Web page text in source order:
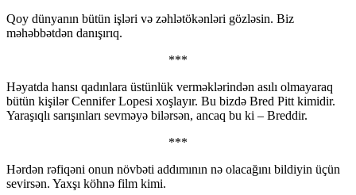
Qoy dünyanın bütün işləri və zəhlətökənləri gözləsin. Biz
məhəbbətdən danışırıq.
***
Həyatda hansı qadınlara üstünlük verməklərindən asılı olmayaraq
bütün kişilər Cennifer Lopesi xoşlayır. Bu bizdə Bred Pitt kimidir.
Yaraşıqlı sarışınları sevməyə bilərsən, ancaq bu ki – Breddir.
***
Hərdən rəfiqəni onun növbəti addımının nə olacağını bildiyin üçün
sevirsən. Yaxşı köhnə film kimi.